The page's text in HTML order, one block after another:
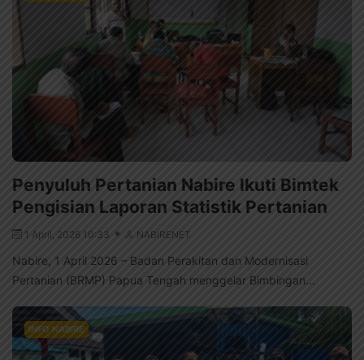
Penyuluh Pertanian Nabire Ikuti Bimtek
Pengisian Laporan Statistik Pertanian
1 April, 2026 10:33 NABIRENET
Nabire, 1 April 2026 – Badan Perakitan dan Modernisasi
Pertanian (BRMP) Papua Tengah menggelar Bimbingan...
INFO NABIRE